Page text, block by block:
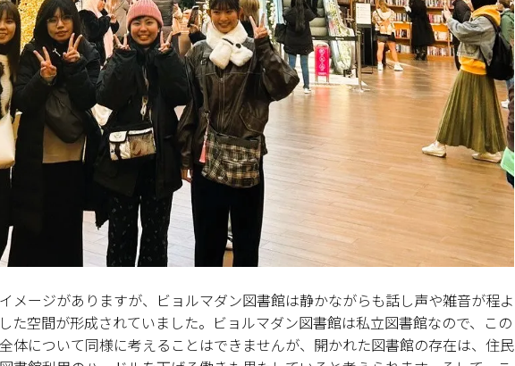
ージがありますが、ビョルマダン図書館は静かながらも話し声や雑音が程よ
た空間が形成されていました。ビョルマダン図書館は私立図書館なので、この
体について同様に考えることはできませんが、開かれた図書館の存在は、住民